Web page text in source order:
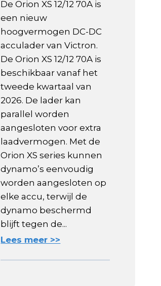
De Orion XS 12/12 70A is
een nieuw
hoogvermogen DC-DC
acculader van Victron.
De Orion XS 12/12 70A is
beschikbaar vanaf het
tweede kwartaal van
2026. De lader kan
parallel worden
aangesloten voor extra
laadvermogen. Met de
Orion XS series kunnen
dynamo’s eenvoudig
worden aangesloten op
elke accu, terwijl de
dynamo beschermd
blijft tegen de...
Lees meer >>